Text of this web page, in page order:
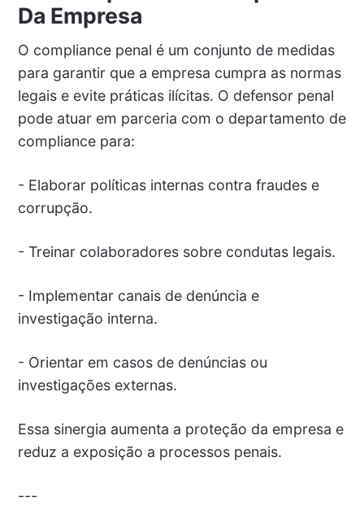
Da Empresa
O compliance penal é um conjunto de medidas
para garantir que a empresa cumpra as normas
legais e evite práticas ilícitas. O defensor penal
pode atuar em parceria com o departamento de
compliance para:
- Elaborar políticas internas contra fraudes e
corrupção.
- Treinar colaboradores sobre condutas legais.
- Implementar canais de denúncia e
investigação interna.
- Orientar em casos de denúncias ou
investigações externas.
Essa sinergia aumenta a proteção da empresa e
reduz a exposição a processos penais.
---